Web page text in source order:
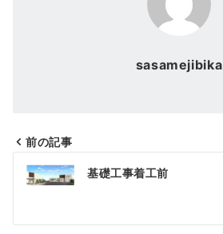
sasamejibika
投
稿
前の記事
基礎工事着工前